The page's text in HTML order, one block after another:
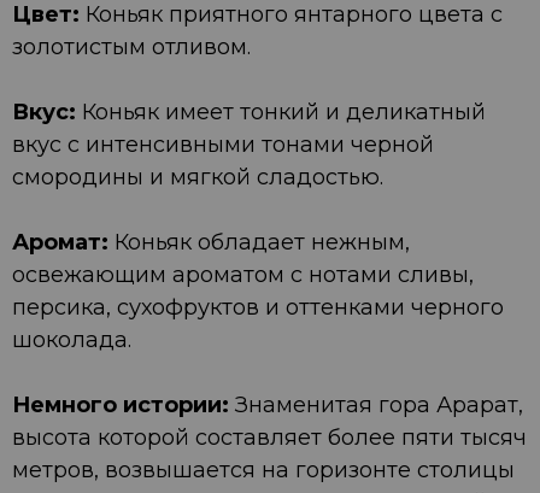
Цвет: Коньяк приятного янтарного цвета с
золотистым отливом.
Вкус: Коньяк имеет тонкий и деликатный
вкус с интенсивными тонами черной
смородины и мягкой сладостью.
Аромат: Коньяк обладает нежным,
освежающим ароматом с нотами сливы,
персика, сухофруктов и оттенками черного
шоколада.
Немного истории: Знаменитая гора Арарат,
высота которой составляет более пяти тысяч
метров, возвышается на горизонте столицы